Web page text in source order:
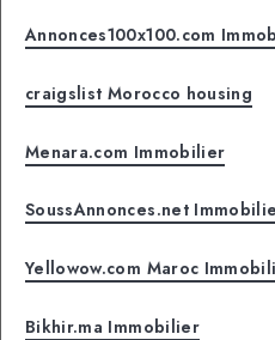
Annonces100x100.com
craigslist Morocco housing
Menara.com Immobilier
SoussAnnonces.net
Yellowow.com Maroc
Bikhir.ma Immobilier